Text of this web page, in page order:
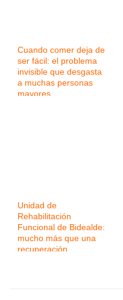
Cuando comer deja de
ser fácil: el problema
invisible que desgasta
a muchas personas
mayores
Unidad de
Rehabilitación
Funcional de Bidealde:
mucho más que una
recuperación